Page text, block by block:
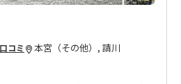
コミ
本宮（その他）, 請川